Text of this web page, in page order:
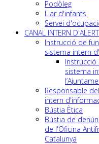
Podòleg
Llar d'infants
Servei
CANAL INTERN
Instrucció de
sistema intern
sistema
Responsable
intern
Bústia Ètica
Bústia de
de l'Oficina
Catalunya